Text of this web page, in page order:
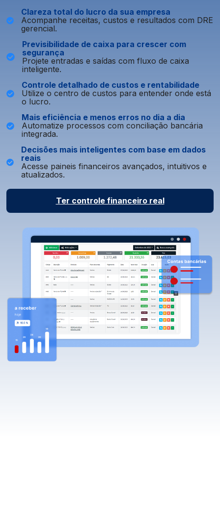
Clareza total do lucro da sua empresa
Acompanhe receitas, custos e resultados com DRE
gerencial.
Previsibilidade de caixa para crescer com
segurança
Projete entradas e saídas com fluxo de caixa
inteligente.
Controle detalhado de custos e rentabilidade
Utilize o centro de custos para entender onde está
o lucro.
Mais eficiência e menos erros no dia a dia
Automatize processos com conciliação bancária
integrada.
Decisões mais inteligentes com base em dados
reais
Acesse paineis financeiros avançados, intuitivos e
atualizados.
Ter controle financeiro real